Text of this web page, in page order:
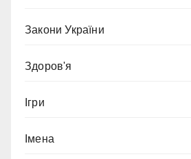
Закони України
Здоров'я
Ігри
Імена